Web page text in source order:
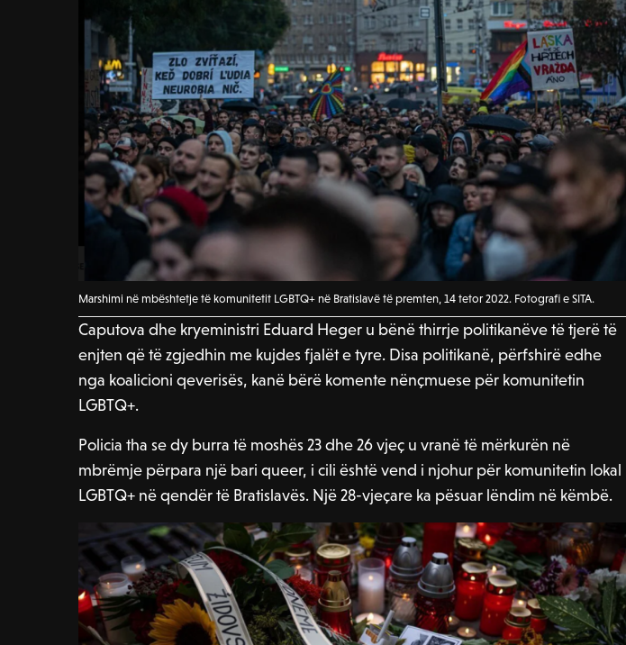
Marshimi në mbështetje të komunitetit LGBTQ+ në Bratislavë të premten, 14 tetor 2022. Fotografi e SITA.
Caputova dhe kryeministri Eduard Heger u bënë thirrje politikanëve të tjerë të
enjten që të zgjedhin me kujdes fjalët e tyre. Disa politikanë, përfshirë edhe
nga koalicioni qeverisës, kanë bërë komente nënçmuese për komunitetin
LGBTQ+.
Policia tha se dy burra të moshës 23 dhe 26 vjeç u vranë të mërkurën në
mbrëmje përpara një bari queer, i cili është vend i njohur për komunitetin lokal
LGBTQ+ në qendër të Bratislavës. Një 28-vjeçare ka pësuar lëndim në këmbë.